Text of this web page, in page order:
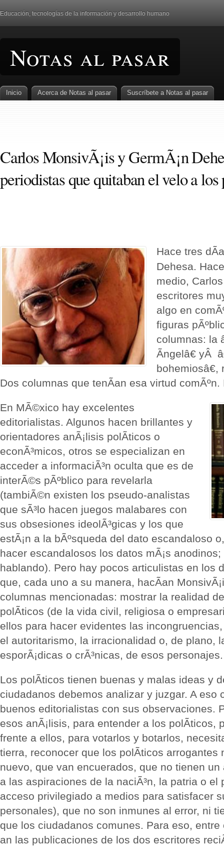
Educación, tecnologí­as de la información y desarrollo humano
Notas al pasar
Inicio Acerca de Notas al pasar Suscrí­bete a Notas al pasar
Carlos MonsivÃ¡is y GermÃ¡n
periodistas que quitaban el velo a
Hace tres
Dehesa.
medio,
escritores
algo en
figuras
columnas: la
Ãngelâ€
Dos columnas que tenÃ­an esa virtud
En MÃ©xico hay excelentes
editorialistas. Algunos hacen brillantes y
orientadores anÃ¡lisis polÃ­ticos o
econÃ³micos, otros se especializan en
acceder a informaciÃ³n oculta que es de
interÃ©s pÃºblico para revelarla
(tambiÃ©n existen los pseudo-analistas
que sÃ³lo hacen juegos malabares con
sus obsesiones ideolÃ³gicas y los que
estÃ¡n a la bÃºsqueda del dato escandaloso
hacer escandalosos los datos mÃ¡s
hablando). Pero hay pocos articulistas en los
que, cada uno a su manera, hacÃ­an
columnas mencionadas: mostrar la realidad
polÃ­ticos (de la vida civil, religiosa o
ellos para hacer evidentes las
el autoritarismo, la irracionalidad o, de plano,
esporÃ¡dicas o crÃ³nicas, de esos personajes.
Los polÃ­ticos tienen buenas y malas ideas y
ciudadanos debemos analizar y juzgar. A eso
buenos editorialistas con sus observaciones.
esos anÃ¡lisis, para entender a los polÃ­ticos,
frente a ellos, para votarlos y botarlos,
tierra, reconocer que los polÃ­ticos arrogantes
nuevo, que van encuerados, que no tienen
a las aspiraciones de la naciÃ³n, la patria o
acceso privilegiado a medios para satisfacer
personales), que no son inmunes al error, ni
que los ciudadanos comunes. Para eso,
an las publicaciones de los dos escritores